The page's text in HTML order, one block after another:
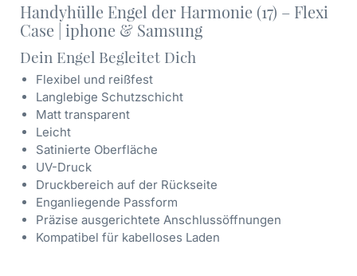
Handyhülle Engel der Harmonie (17) – Flexi
Case | iphone & Samsung
Dein Engel Begleitet Dich
Flexibel und reißfest
Langlebige Schutzschicht
Matt transparent
Leicht
Satinierte Oberfläche
UV-Druck
Druckbereich auf der Rückseite
Enganliegende Passform
Präzise ausgerichtete Anschlussöffnungen
Kompatibel für kabelloses Laden